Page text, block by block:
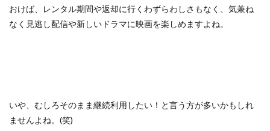
おけば、レンタル期間や返却に行くわずらわしさもなく、気兼ね
なく見逃し配信や新しいドラマに映画を楽しめますよね。
いや、むしろそのまま継続利用したい！と言う方が多いかもしれ
ませんよね。(笑)